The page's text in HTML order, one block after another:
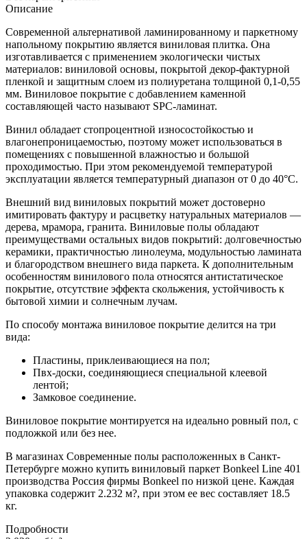
Описание
Современной альтернативой ламинированному и паркетному
напольному покрытию является виниловая плитка. Она
изготавливается с применением экологически чистых
материалов: виниловой основы, покрытой декор-фактурной
пленкой и защитным слоем из полиуретана толщиной 0,1-0,55
мм. Виниловое покрытие с добавлением каменной
составляющей часто называют SPC-ламинат.
Винил обладает стопроцентной износостойкостью и
влагонепроницаемостью, поэтому может использоваться в
помещениях с повышенной влажностью и большой
проходимостью. При этом рекомендуемой температурой
эксплуатации является температурный диапазон от 0 до 40°С.
Внешний вид виниловых покрытий может достоверно
имитировать фактуру и расцветку натуральных материалов —
дерева, мрамора, гранита. Виниловые полы обладают
преимуществами остальных видов покрытий: долговечностью
керамики, практичностью линолеума, модульностью ламината
и благородством внешнего вида паркета. К дополнительным
особенностям винилового пола относятся антистатическое
покрытие, отсутствие эффекта скольжения, устойчивость к
бытовой химии и солнечным лучам.
По способу монтажа виниловое покрытие делится на три
вида:
Пластины, приклеивающиеся на пол;
Пвх-доски, соединяющиеся специальной клеевой
лентой;
Замковое соединение.
Виниловое покрытие монтируется на идеально ровный пол, с
подложкой или без нее.
В магазинах Современные полы расположенных в Санкт-
Петербурге можно купить виниловый паркет Bonkeel Line 401
производства Россия фирмы Bonkeel по низкой цене. Каждая
упаковка содержит 2.232 м?, при этом ее вес составляет 18.5
кг.
Подробности